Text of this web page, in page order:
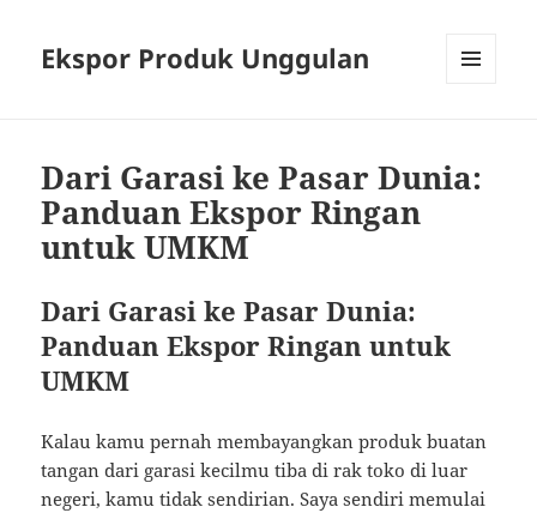
Ekspor Produk Unggulan
Dari Garasi ke Pasar Dunia:
Panduan Ekspor Ringan
untuk UMKM
Dari Garasi ke Pasar Dunia:
Panduan Ekspor Ringan untuk
UMKM
Kalau kamu pernah membayangkan produk buatan
tangan dari garasi kecilmu tiba di rak toko di luar
negeri, kamu tidak sendirian. Saya sendiri memulai